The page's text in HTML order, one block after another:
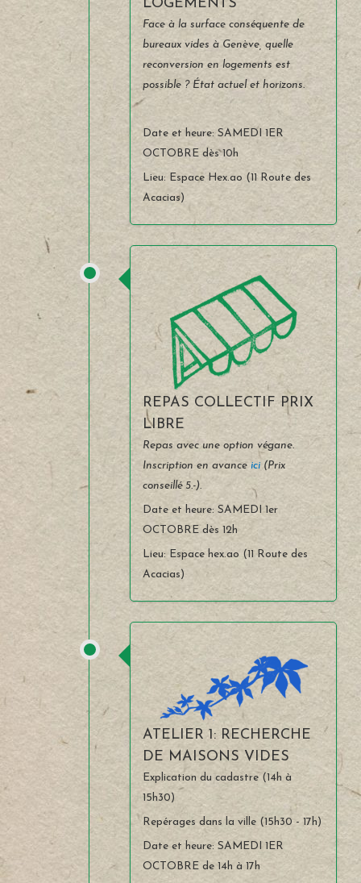
LOGEMENTS
Face à la surface conséquente de
bureaux vides à Genève, quelle
reconversion en logements est
possible ? État actuel et horizons.
Date et heure: SAMEDI 1ER
OCTOBRE dès 10h
Lieu: Espace Hex.ao (11 Route des
Acacias)
REPAS COLLECTIF PRIX
LIBRE
Repas avec une option végane.
Inscription en avanceici (Prix
conseillé 5.-).
Date et heure: SAMEDI 1er
OCTOBRE dès 12h
Lieu: Espace hex.ao (11 Route des
Acacias)
ATELIER 1: RECHERCHE
DE MAISONS VIDES
Explication du cadastre (14h à
15h30)
Repérages dans la ville (15h30 - 17h)
Date et heure: SAMEDI 1ER
OCTOBRE de 14h à 17h